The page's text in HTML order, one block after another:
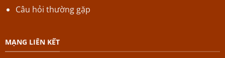
Câu hỏi thường gặp
MẠNG LIÊN KẾT